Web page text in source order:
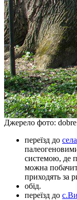
Джерело фото:
переїзд до
системою, де
можна
приходять за
обід.
переїзд до